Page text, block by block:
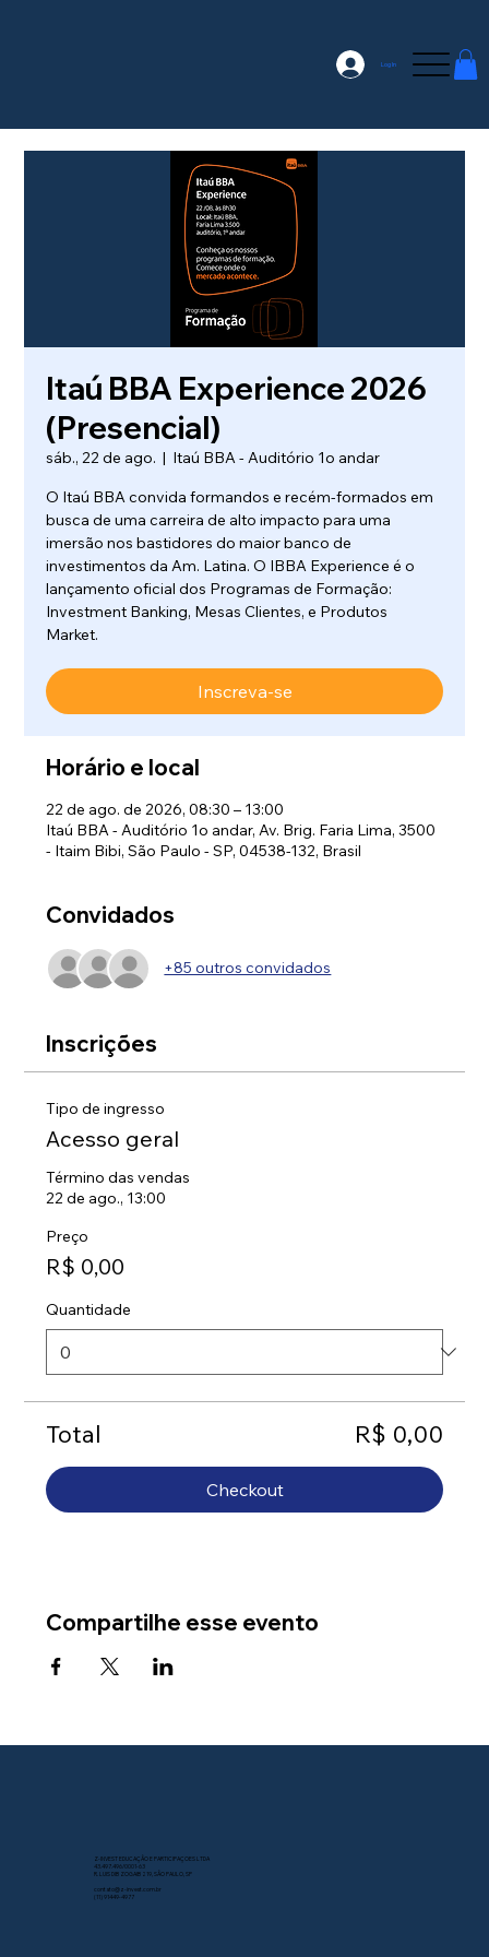
Log In
Itaú BBA Experience 2026
(Presencial)
sáb., 22 de ago.
  |
Itaú BBA - Auditório 1o andar
O Itaú BBA convida formandos e recém-formados em
busca de uma carreira de alto impacto para uma
imersão nos bastidores do maior banco de
investimentos da Am. Latina. O IBBA Experience é o
lançamento oficial dos Programas de Formação:
Investment Banking, Mesas Clientes, e Produtos
Market.
Inscreva-se
Horário e local
22 de ago. de 2026, 08:30 – 13:00
Itaú BBA - Auditório 1o andar, Av. Brig. Faria Lima, 3500
- Itaim Bibi, São Paulo - SP, 04538-132, Brasil
Convidados
+85 outros convidados
Inscrições
Tipo de ingresso
Acesso geral
Término das vendas
22 de ago., 13:00
Preço
R$ 0,00
Quantidade
Total R$ 0,00
Checkout
Compartilhe esse evento
Z-INVEST EDUCAÇÃO E PARTICIPAÇOES LTDA
43.497.496/0001-63
R. LUIS DIB ZOGAIB 219, SÃO PAULO, SP
contato@z-invest.com.br
(11) 91449-4977